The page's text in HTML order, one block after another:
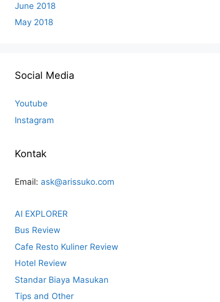
June 2018
May 2018
Social Media
Youtube
Instagram
Kontak
Email: ask@arissuko.com
AI EXPLORER
Bus Review
Cafe Resto Kuliner Review
Hotel Review
Standar Biaya Masukan
Tips and Other